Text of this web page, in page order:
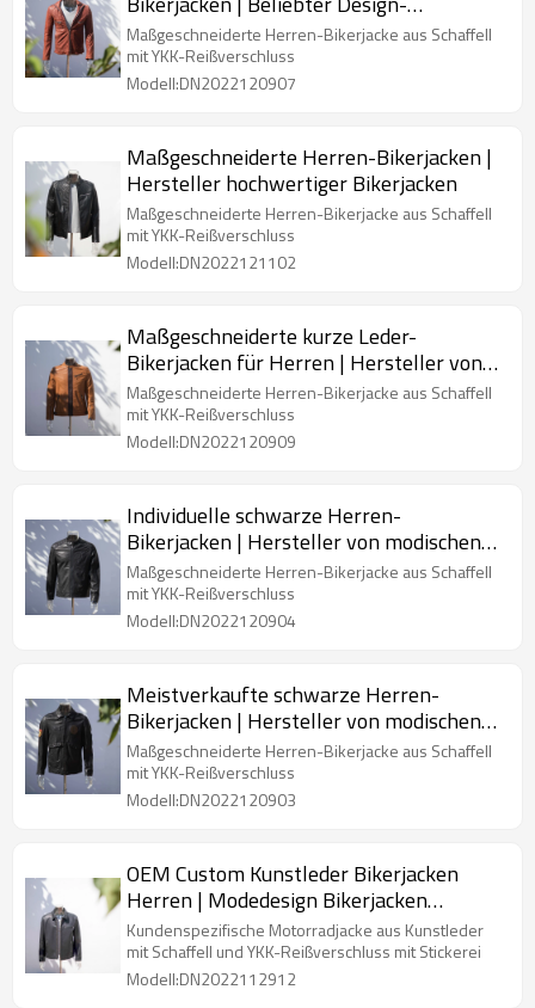
Bikerjacken-Hersteller
Maßgeschneiderte Herren-Bikerjacke aus Schaffell
mit YKK-Reißverschluss
Modell:DN2022120907
Maßgeschneiderte Herren-Bikerjacken |
Hersteller hochwertiger Bikerjacken
Maßgeschneiderte Herren-Bikerjacke aus Schaffell
mit YKK-Reißverschluss
Modell:DN2022121102
Maßgeschneiderte kurze Leder-
Bikerjacken für Herren | Hersteller von
Bikerjacken im modischen Design
Maßgeschneiderte Herren-Bikerjacke aus Schaffell
mit YKK-Reißverschluss
Modell:DN2022120909
Individuelle schwarze Herren-
Bikerjacken | Hersteller von modischen
Bikerjacken
Maßgeschneiderte Herren-Bikerjacke aus Schaffell
mit YKK-Reißverschluss
Modell:DN2022120904
Meistverkaufte schwarze Herren-
Bikerjacken | Hersteller von modischen
Bikerjacken
Maßgeschneiderte Herren-Bikerjacke aus Schaffell
mit YKK-Reißverschluss
Modell:DN2022120903
OEM Custom Kunstleder Bikerjacken
Herren | Modedesign Bikerjacken
Hersteller
Kundenspezifische Motorradjacke aus Kunstleder
mit Schaffell und YKK-Reißverschluss mit Stickerei
Modell:DN2022112912